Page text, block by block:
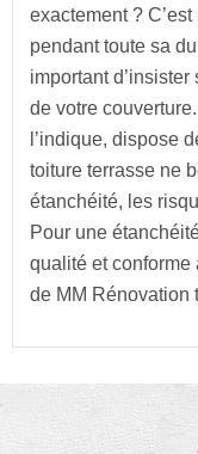
exactement ?
pendant toute sa
important
de votre
l’indique, dispose
toiture terrasse ne
étanchéité, les
Pour une
qualité et conforme
de MM Rénovation